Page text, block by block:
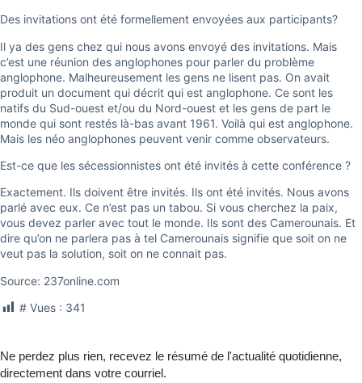
Des invitations ont été formellement envoyées aux participants?
Il ya des gens chez qui nous avons envoyé des invitations. Mais
c’est une réunion des anglophones pour parler du problème
anglophone. Malheureusement les gens ne lisent pas. On avait
produit un document qui décrit qui est anglophone. Ce sont les
natifs du Sud-ouest et/ou du Nord-ouest et les gens de part le
monde qui sont restés là-bas avant 1961. Voilà qui est anglophone.
Mais les néo anglophones peuvent venir comme observateurs.
Est-ce que les sécessionnistes ont été invités à cette conférence ?
Exactement. Ils doivent être invités. Ils ont été invités. Nous avons
parlé avec eux. Ce n’est pas un tabou. Si vous cherchez la paix,
vous devez parler avec tout le monde. Ils sont des Camerounais. Et
dire qu’on ne parlera pas à tel Camerounais signifie que soit on ne
veut pas la solution, soit on ne connait pas.
Source: 237online.com
# Vues : 341
Ne perdez plus rien, recevez le résumé de l'actualité quotidienne,
directement dans votre courriel.